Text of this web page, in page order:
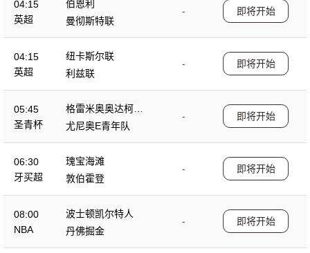
04:15
英超
伯恩利
-
曼彻斯特联
即将开始
04:15
英超
纽卡斯尔联
-
利兹联
即将开始
05:45
圣青杯
格雷米奥奥达柯青
年队
-
尤尼奥E青年队
即将开始
06:30
牙买超
瑰宝海滩
-
敦伯霍登
即将开始
08:00
NBA
波士顿凯尔特人
-
丹佛掘金
即将开始